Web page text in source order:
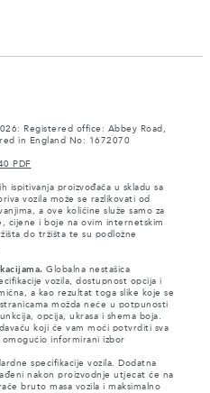
Registered office: Abbey Road,
in England No: 1672070
PDF
ispitivanja proizvođača u skladu sa
vozila može se razlikovati od
a ove količine služe samo za
cijene i boje na ovim internetskim
do tržišta te su podložne
Globalna nestašica
vozila, dostupnost opcija i
a kao rezultat toga slike koje se
možda neće u potpunosti
opcija, ukrasa i shema boja.
koji će vam moći potvrditi sva
informirani izbor
specifikacije vozila. Dodatna
nakon proizvodnje utjecat će na
bruto masa vozila i maksimalno